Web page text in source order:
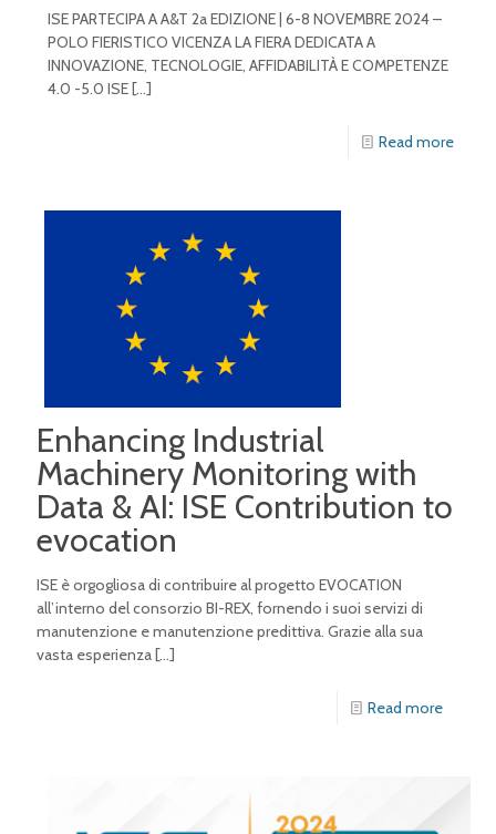
ISE PARTECIPA A A&T 2a EDIZIONE | 6-8 NOVEMBRE 2024 –
POLO FIERISTICO VICENZA LA FIERA DEDICATA A
INNOVAZIONE, TECNOLOGIE, AFFIDABILITÀ E COMPETENZE
4.0 -5.0 ISE[…]
Read more
Enhancing Industrial
Machinery Monitoring with
Data & AI: ISE Contribution to
evocation
ISE è orgogliosa di contribuire al progetto EVOCATION
all’interno del consorzio BI-REX, fornendo i suoi servizi di
manutenzione e manutenzione predittiva. Grazie alla sua
vasta esperienza[…]
Read more